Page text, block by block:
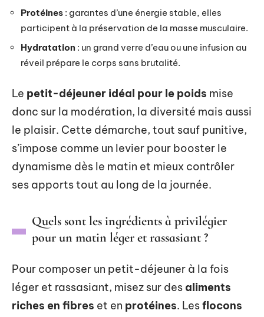
Protéines : garantes d’une énergie stable, elles
participent à la préservation de la masse musculaire.
Hydratation : un grand verre d’eau ou une infusion au
réveil prépare le corps sans brutalité.
Le petit-déjeuner idéal pour le poids mise
donc sur la modération, la diversité mais aussi
le plaisir. Cette démarche, tout sauf punitive,
s’impose comme un levier pour booster le
dynamisme dès le matin et mieux contrôler
ses apports tout au long de la journée.
Quels sont les ingrédients à privilégier
pour un matin léger et rassasiant ?
Pour composer un petit-déjeuner à la fois
léger et rassasiant, misez sur des aliments
riches en fibres et en protéines. Lesflocons